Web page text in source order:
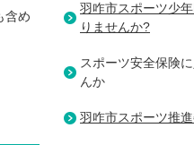
含め
羽咋市スポーツ少
りませんか?
スポーツ安全保険
んか
羽咋市スポーツ推